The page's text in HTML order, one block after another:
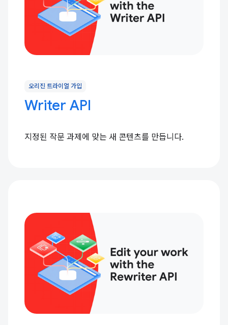
오리진 트라이얼 가입
Writer API
지정된 작문 과제에 맞는 새 콘텐츠를 만듭니다.